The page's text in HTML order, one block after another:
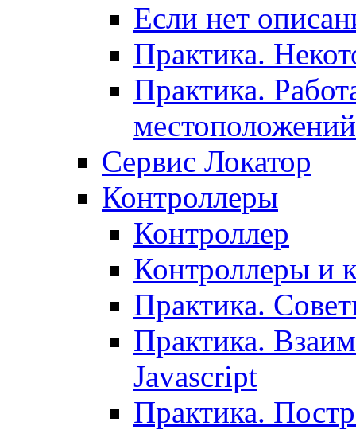
Если нет
Практика.
Практика.
местоположений
Сервис Локатор
Контроллеры
Контроллер
Контроллеры и
Практика.
Практика.
Javascript
Практика.